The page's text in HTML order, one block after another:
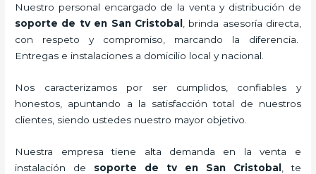
Nuestro personal encargado de la venta y distribución de
soporte de tv en San Cristobal , brinda asesoría directa,
con respeto y compromiso, marcando la diferencia.
Entregas e instalaciones a domicilio local y nacional.
Nos caracterizamos por ser cumplidos, confiables y
honestos, apuntando a la satisfacción total de nuestros
clientes, siendo ustedes nuestro mayor objetivo.
Nuestra empresa tiene alta demanda en la venta e
instalación de soporte de tv en San Cristobal
, te